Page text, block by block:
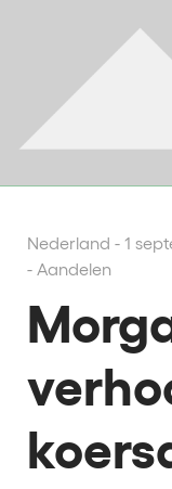
Nederland - 1
- Aandelen